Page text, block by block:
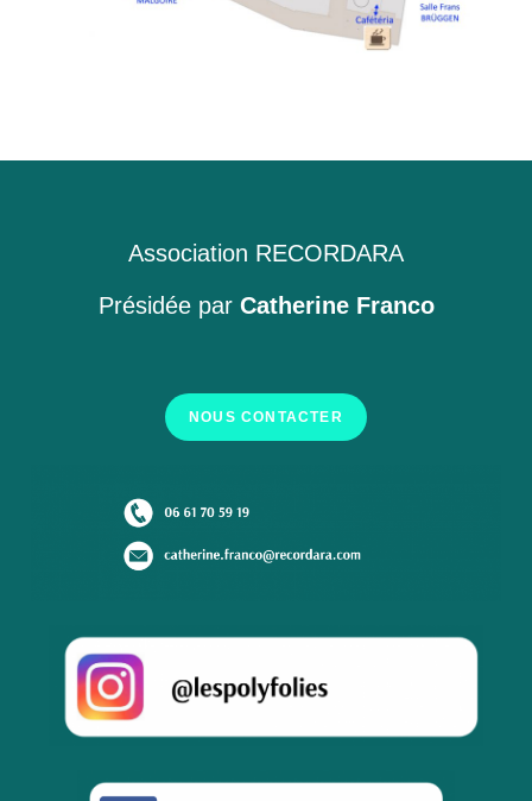
Association RECORDARA
Présidée par Catherine Franco
NOUS CONTACTER